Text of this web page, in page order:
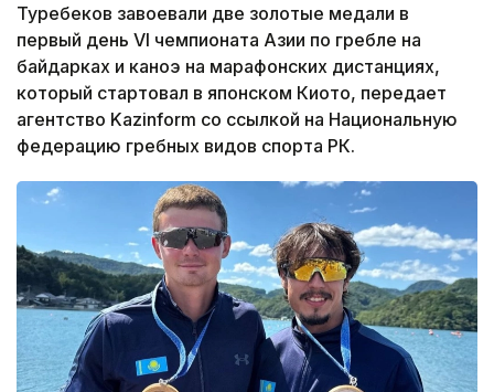
Туребеков завоевали две золотые медали в
первый день VI чемпионата Азии по гребле на
байдарках и каноэ на марафонских дистанциях,
который стартовал в японском Киото, передает
агентство Kazinform со ссылкой на Национальную
федерацию гребных видов спорта РК.